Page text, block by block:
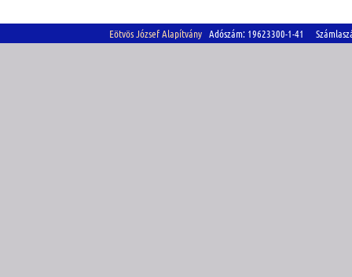
Eötvös József Alapítvány Adószám: 19623300-1-41